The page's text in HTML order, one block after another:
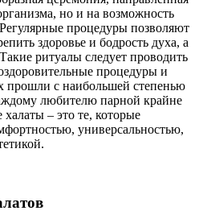
но и на возможность
процедуры позволяют
здоровье и бодрость духа, а
ритуалы следует проводить
процедуры и
прошли с наибольшей степенью
любителю парной крайне
– это те, которые
универсальностью,